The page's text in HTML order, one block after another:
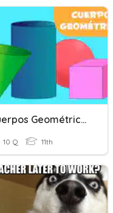
Cuerpos Geométricos Y Cuerpos De Revolución
10 Q 11th